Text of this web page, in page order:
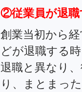
②従業員が退職
創業当初から
どが退職する
退職と異なり
り、まとまっ